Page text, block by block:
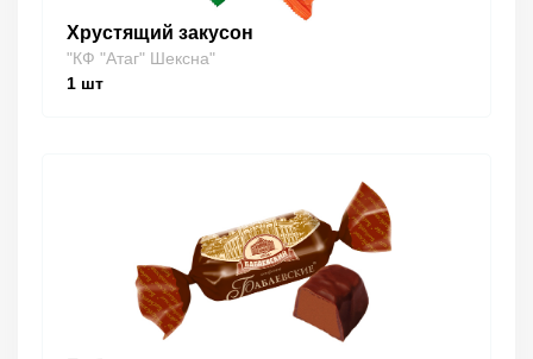
Хрустящий закусон
"КФ "Атаг" Шексна"
1 шт